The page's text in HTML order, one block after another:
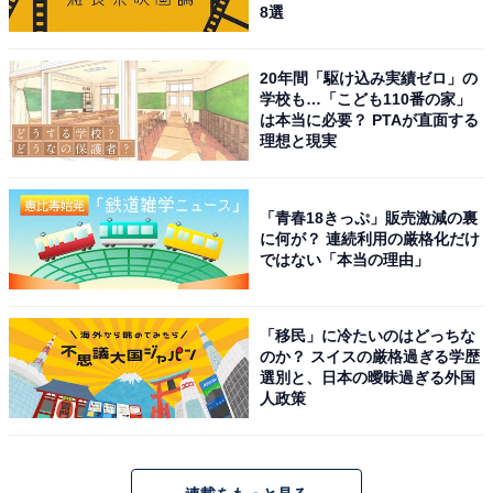
8選
20年間「駆け込み実績ゼロ」の
学校も…「こども110番の家」
は本当に必要？ PTAが直面する
理想と現実
「青春18きっぷ」販売激減の裏
に何が？ 連続利用の厳格化だけ
ではない「本当の理由」
「移民」に冷たいのはどっちな
のか？ スイスの厳格過ぎる学歴
選別と、日本の曖昧過ぎる外国
人政策